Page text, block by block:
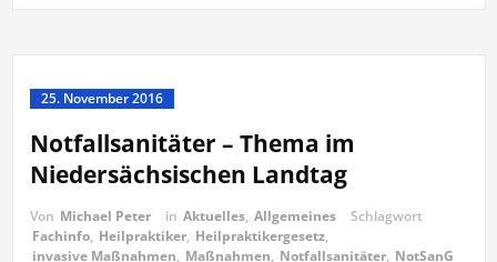
25. November 2016
Notfallsanitäter – Thema im
Niedersächsischen Landtag
Von Michael Peter in Aktuelles, Allgemeines
Schlagwort
Fachinfo, Heilpraktiker, Heilpraktikergesetz,
invasive Maßnahmen, Maßnahmen, Notfallsanitäter, NotSanG